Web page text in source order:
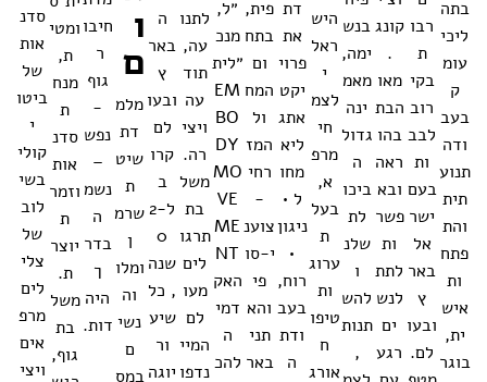
בתה
ליכי
עומ
ק
בעב
ודה
תנוע
תית
והת
פתח
ות
איש
ית,
בוגר
רבו
ת
בקי
רוב
לבב
ות
בעם
ישר
אל
באר
ץ
ובעו
לם.
קונג
.
מאו
הבת
בהו
ראה
ובא
פשר
ות
לתת
לנש
ים
רגע
בנש
ימה,
מאמ
ינה
גדול
ה
ביכו
לת
שלנ
ו
להש
תנות
,
היש
ראל
י
לצמ
חי
מרפ
א,
בעל
ת
ערוג
ות
טיפו
ח
אורג
דת
את
פרוי
יקט
אתג
ליא
מחו
ל •
ניגון
•
רוח,
בעב
ודת
ה
פית,
בתח
ום
המח
ול
המז
רחי
-
צוענ
י-סו
פי
והא
תני
באר
״ל,
מנכ
״לית
EM
BO
DY
MO
VE
ME
NT
האק
דמי
ה
להכ
לתנו
עה,
תוד
עה
ויצי
רה.
משל
בת
תרגו
לים
מעו
לם
המיי
נדפו
ה
באר
ץ
ובעו
לם
קרו
ב
ל-2
0
שנה
, כל
שיע
ור
יוגה
ו
ם
מלמ
דת
שיט
ת
שרמ
ן
ומלו
וה
נשי
ם
במס
חיבו
ר
גוף
-
נפש
–
נשמ
ה
בדר
ך
היה
דות.
ומטי
ת,
מנח
ת
סדנ
אות
וזמר
ת
יוצר
ת.
משל
בת
גוף,
סדנ
אות
של
ביטו
י
קולי
בשי
לוב
של
צלי
לים
מרפ
אים
ויצי